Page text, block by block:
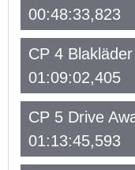
00:48:33,823
CP 4
01:09:02,405
CP 5 Drive
01:13:45,593